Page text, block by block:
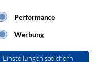
Performance
Werbung
Einstellungen speichern